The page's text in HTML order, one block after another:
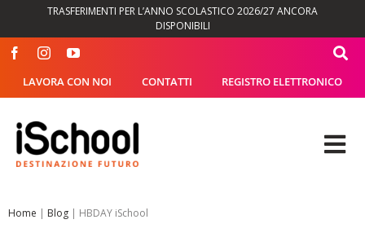
contenuto
TRASFERIMENTI PER L’ANNO SCOLASTICO 2026/27 ANCORA
DISPONIBILI
LAVORA CON NOI CONTATTI REGISTRO ELETTRONICO
Home | Blog| HBDAY iSchool